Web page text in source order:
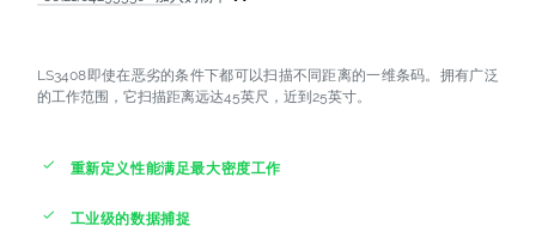
LS3408即使在恶劣的条件下都可以扫描不同距离的一维条码。拥有广泛
的工作范围，它扫描距离远达45英尺，近到25英寸。
 重新定义性能满足最大密度工作
 工业级的数据捕捉